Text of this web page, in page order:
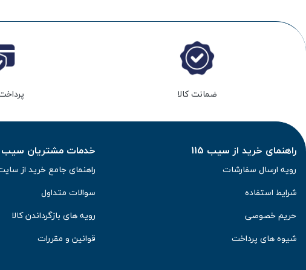
ضمانت کالا
راهنمای خرید از سیب 115
رویه ارسال سفارشات
شرایط استفاده
حریم خصوصی
شیوه های پرداخت
خدمات مشتریان سیب 115
راهنمای جامع خرید از
سوالات متداول
رویه های بازگرداندن کالا
قوانین و مقررات